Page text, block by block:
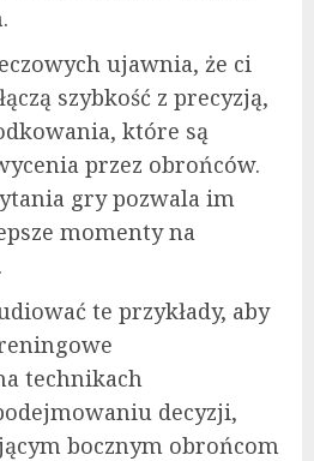
ujawnia, że ci
szybkość z precyzją,
które są
przez obrońców.
gry pozwala im
momenty na
te przykłady, aby
technikach
decyzji,
bocznym obrońcom